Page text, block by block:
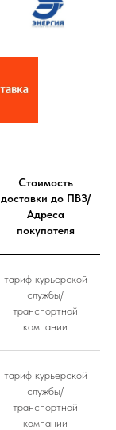
Стоимость
доставки до ПВЗ/
Адреса
покупателя
тариф курьерской
службы/
транспортной
компании
тариф курьерской
службы/
транспортной
компании